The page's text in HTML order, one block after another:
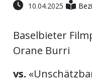
Veranstaltungen
Stellen
Paper
10.04.2025
Baselbieter
Orane Burri
vs.